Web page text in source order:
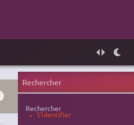
Rechercher
S'identifier